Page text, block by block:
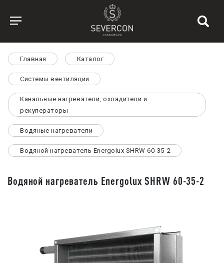
Главная Каталог
Системы вентиляции
Канальные нагреватели, охладители и
рекуператоры
Водяные нагреватели
Водяной нагреватель Energolux SHRW 60-35-2
Водяной нагреватель Energolux SHRW 60-35-2